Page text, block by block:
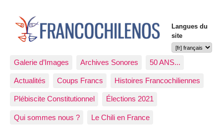
Langues du
site
Galerie d’Images Archives Sonores 50 ANS...
Actualités Coups Francs Histoires Francochiliennes
Plébiscite Constitutionnel Élections 2021
Qui sommes nous ? Le Chili en France